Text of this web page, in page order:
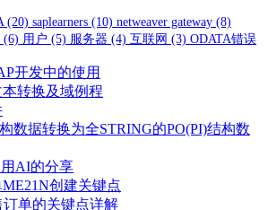
(20) saplearners (10) netweaver gateway (8)
(6) 用户 (5) 服务器 (4) 互联网 (3) ODATA错误
开发中的使用
转换及域例程
数据转换为全STRING的PO(PI)结构数
AI的分享
创建关键点
订单的关键点详解